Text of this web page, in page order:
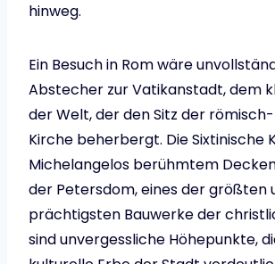
hinweg.
Ein Besuch in Rom wäre
Abstecher zur Vatikanstadt, dem
der Welt, der den Sitz der
Kirche beherbergt. Die Sixtinische
Michelangelos berühmtem
der Petersdom, eines der größten
prächtigsten Bauwerke der
sind unvergessliche Höhepunkte,